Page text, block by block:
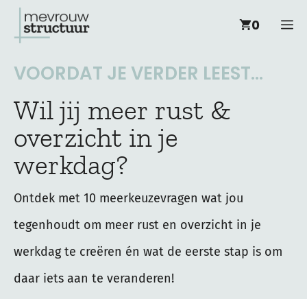
naar
0
VOORDAT JE VERDER LEEST...
Wil jij meer rust &
overzicht in je
werkdag?
Ontdek met 10 meerkeuzevragen wat jou
tegenhoudt om meer rust en overzicht in je
werkdag te creëren én wat de eerste stap is om
daar iets aan te veranderen!